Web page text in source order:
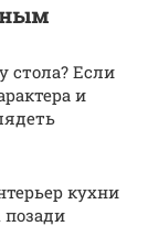
стола? Если
и
кухни
позади